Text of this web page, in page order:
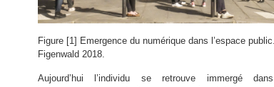
Figure [1] Emergence du numérique dans l’espace
Figenwald 2018.
Aujourd’hui l’individu se retrouve immergé